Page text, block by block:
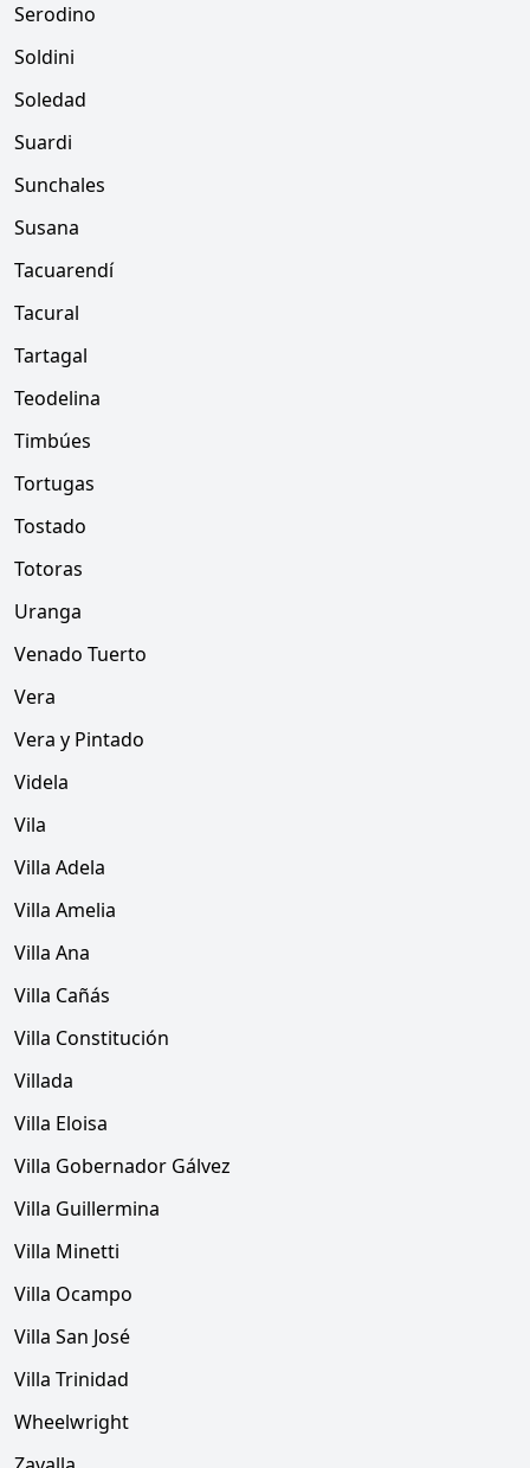
Serodino
Soldini
Soledad
Suardi
Sunchales
Susana
Tacuarendí
Tacural
Tartagal
Teodelina
Timbúes
Tortugas
Tostado
Totoras
Uranga
Venado Tuerto
Vera
Vera y Pintado
Videla
Vila
Villa Adela
Villa Amelia
Villa Ana
Villa Cañás
Villa Constitución
Villada
Villa Eloisa
Villa Gobernador Gálvez
Villa Guillermina
Villa Minetti
Villa Ocampo
Villa San José
Villa Trinidad
Wheelwright